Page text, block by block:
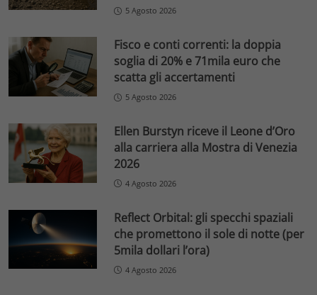
5 Agosto 2026
Fisco e conti correnti: la doppia
soglia di 20% e 71mila euro che
scatta gli accertamenti
5 Agosto 2026
Ellen Burstyn riceve il Leone d’Oro
alla carriera alla Mostra di Venezia
2026
4 Agosto 2026
Reflect Orbital: gli specchi spaziali
che promettono il sole di notte (per
5mila dollari l’ora)
4 Agosto 2026